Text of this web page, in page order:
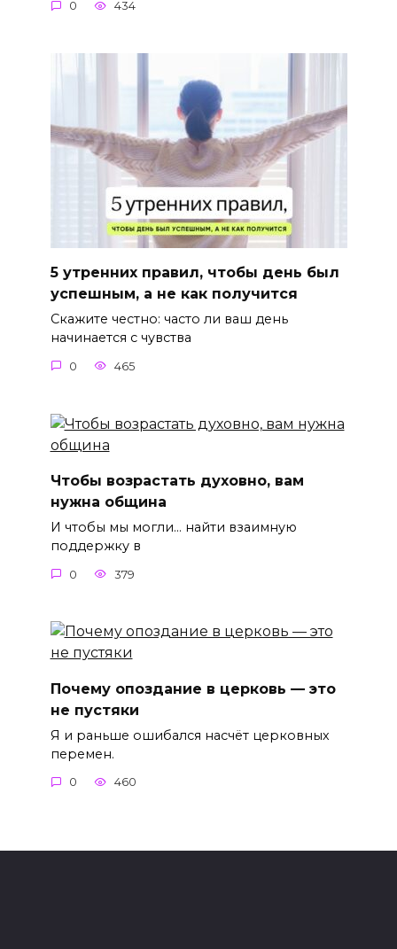
0 434
5 утренних правил, чтобы день был
успешным, а не как получится
Скажите честно: часто ли ваш день
начинается с чувства
0 465
Чтобы возрастать духовно, вам
нужна община
И чтобы мы могли… найти взаимную
поддержку в
0 379
Почему опоздание в церковь — это
не пустяки
Я и раньше ошибался насчёт церковных
перемен.
0 460